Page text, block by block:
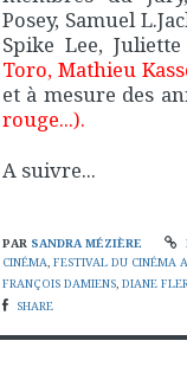
Posey, Samuel
Spike Lee,
Toro, Mathieu
et à mesure des
rouge...).
A suivre...
PAR SANDRA MÉZIÈRE
CINÉMA, FESTIVAL DU CINÉMA
FRANÇOIS DAMIENS, DIANE
SHARE